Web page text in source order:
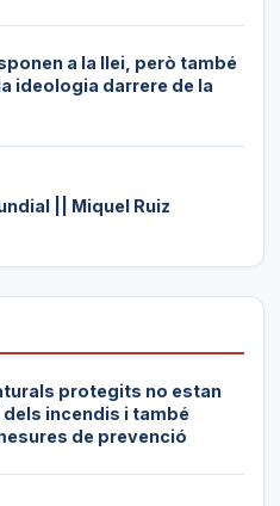
a la llei, però també
ideologia darrere de la
|| Miquel Ruiz
protegits no estan
incendis i també
de prevenció